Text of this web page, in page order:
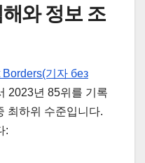
와 정보 조
기자 без
2023년 85위를 기록
최하위 수준입니다.
: